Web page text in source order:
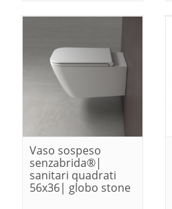
Vaso sospeso
senzabrida®|
sanitari quadrati
56x36| globo stone